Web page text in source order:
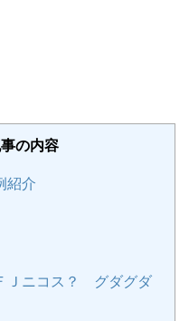
事の内容
紹介
Ｊニコス？ グダグダ